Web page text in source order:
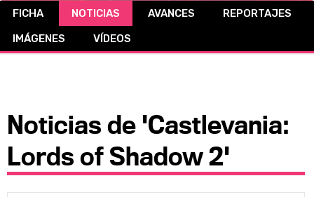
CÓMICS
FICHA NOTICIAS AVANCES
REPORTAJES
IMÁGENES
VÍDEOS
Noticias de 'Castlevania:
Lords of Shadow 2'